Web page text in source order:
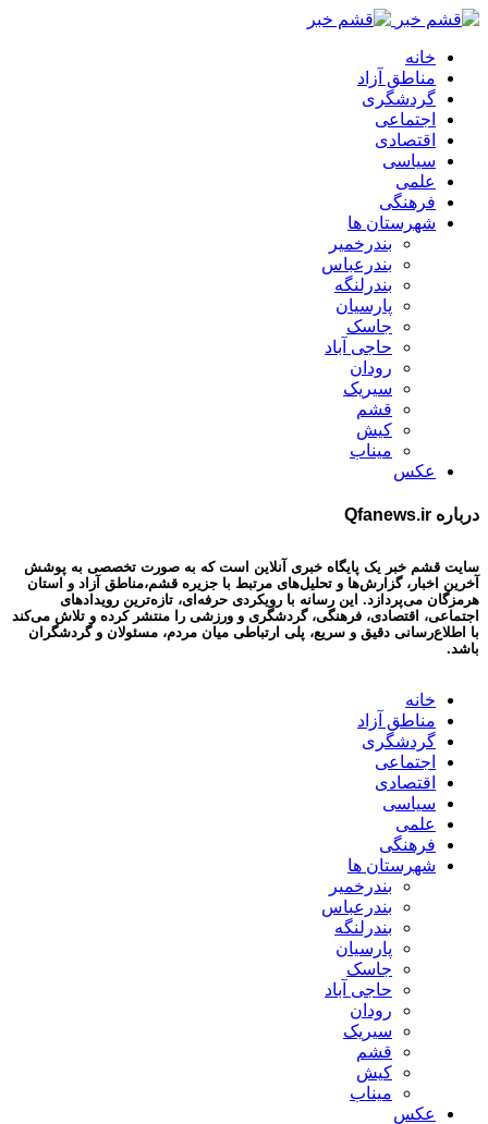
خانه
مناطق آزاد
گردشگری
اجتماعی
اقتصادی
سیاسی
علمی
فرهنگی
شهرستان ها
بندرخمیر
بندرعباس
بندرلنگه
پارسیان
جاسک
حاجی آباد
رودان
سیریک
قشم
کیش
میناب
عکس
درباره Qfanews.ir
سایت قشم خبر یک پایگاه خبری آنلاین است که به صورت تخصصی به پوشش
آخرین اخبار، گزارش‌ها و تحلیل‌های مرتبط با جزیره قشم،مناطق آزاد و استان
هرمزگان می‌پردازد. این رسانه با رویکردی حرفه‌ای، تازه‌ترین رویدادهای
اجتماعی، اقتصادی، فرهنگی، گردشگری و ورزشی را منتشر کرده و تلاش می‌کند
با اطلاع‌رسانی دقیق و سریع، پلی ارتباطی میان مردم، مسئولان و گردشگران
باشد.
خانه
مناطق آزاد
گردشگری
اجتماعی
اقتصادی
سیاسی
علمی
فرهنگی
شهرستان ها
بندرخمیر
بندرعباس
بندرلنگه
پارسیان
جاسک
حاجی آباد
رودان
سیریک
قشم
کیش
میناب
عکس